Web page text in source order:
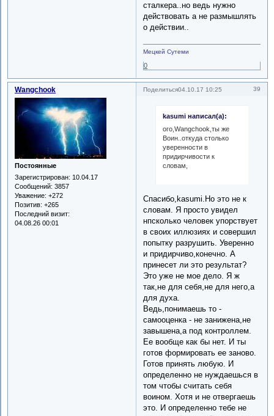
сталкера..но ведь нужно
действовать а не размышлять
о действии..
Мецкей Сутеми
0
Поделиться 39
04.10.17 10:25
Wangchook
Постоянные
Зарегистрирован: 10.04.17
Сообщений: 3857
Уважение: +272
Позитив: +265
Последний визит:
04.08.26 00:01
kasumi написал(а):
ого,Wangchook,ты же
Воин..откуда столько
уверенности в
придирчивости к
словам,
Спасибо,kasumi.Но это не к
словам. Я просто увидел
нпсколько человек упорствует
в своих иллюзиях и совершил
попытку разрушить. Уверенно
и придирчиво,конечно. А
принесет ли это результат?
Это уже не мое дело. Я ж
так,не для себя,не для него,а
для духа.
Ведь,понимаешь то -
самооценка - не занижена,не
завышена,а под контроллем.
Ее вообще как бы нет. И ты
готов формировать ее заново.
Готов принять любую. И
определенно не нуждаешься в
том чтобы считать себя
воином. Хотя и не отвергаешь
это. И определенно тебе не